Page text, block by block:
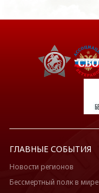
ГЛАВНЫЕ СОБЫТИЯ
Новости регионов
Бессмертный полк в мире